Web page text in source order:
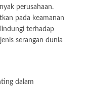
perusahaan.
pada keamanan
terhadap
serangan dunia
dalam